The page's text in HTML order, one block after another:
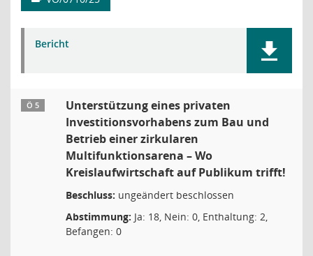
Bericht
Ö 5
Unterstützung eines privaten
Investitionsvorhabens zum Bau und
Betrieb einer zirkularen
Multifunktionsarena – Wo
Kreislaufwirtschaft auf Publikum trifft!
Beschluss: ungeändert beschlossen
Abstimmung: Ja: 18, Nein: 0, Enthaltung: 2,
Befangen: 0